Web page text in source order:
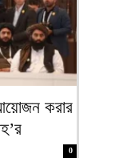
করার
0